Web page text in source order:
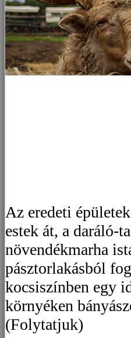
Az eredeti
estek át, a daráló-
növendékmarha
pásztorlakásból
kocsiszínben egy
környéken
(Folytatjuk)